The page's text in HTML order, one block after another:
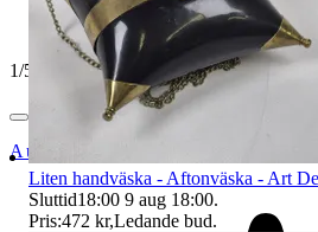
1/5
Auktionsbyra
Liten handväska - Aftonväska - Art
Sluttid18:00 9 aug 18:00.
Pris:472 kr,Ledande bud.